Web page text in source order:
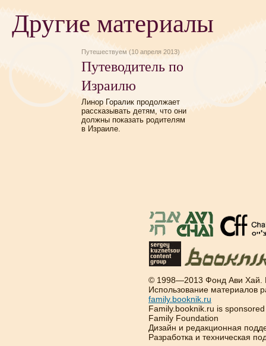
Другие материалы
Путешествуем (10 апреля 2013)
Путеводитель по
Израилю
Линор Горалик продолжает
рассказывать детям, что они
должны показать родителям
в Израиле.
© 1998—2013 Фонд Ави Хай.
Использование материалов
family.booknik.ru
Family.booknik.ru is
Family Foundation
Дизайн и редакционная
Разработка и техническая